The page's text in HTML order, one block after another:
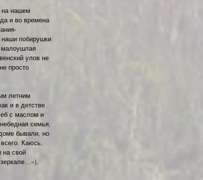
на нашем
и во времена
наши побирушки
малоушлая
улов не
просто
летним
и в детстве
с маслом и
семья,
бывали, но
Каюсь,
на свой